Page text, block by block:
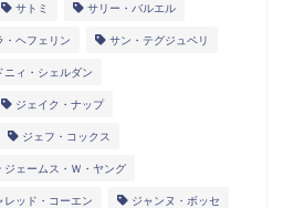
サトミ サリー・バルエル
・ヘフェリン サン・テグジュペリ
ニィ・シェルダン
ジェイク・ナップ
ジェフ・コックス
ジェームス・Ｗ・ヤング
レッド・コーエン ジャンヌ・ボッセ